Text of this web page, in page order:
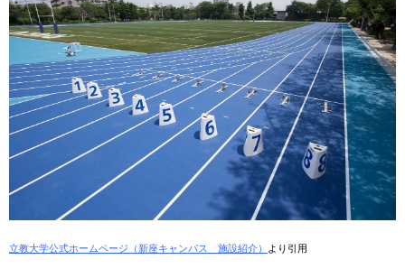
立教大学公式ホームページ（新座キャンパス 施設紹介） より引用